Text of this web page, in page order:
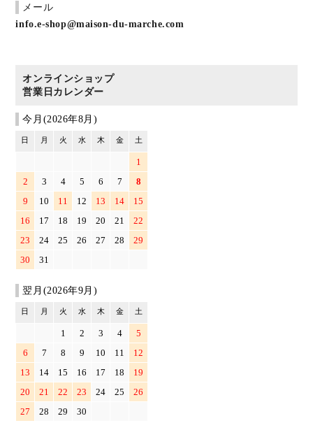
メール
info.e-shop@maison-du-marche.com
オンラインショップ
営業日カレンダー
今月(2026年8月)
日 月 火 水 木 金 土
1
2
3 4 5 6 7
8
9
10 11 12 13 14
15
16
17 18 19 20 21
22
23
24 25 26 27 28
29
30
31
翌月(2026年9月)
日 月 火 水 木 金 土
1 2 3 4
5
6
7 8 9 10 11
12
13
14 15 16 17 18
19
20
21 22 23 24 25
26
27
28 29 30